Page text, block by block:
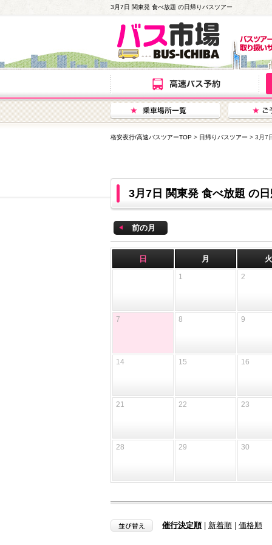
3月7日 関東発 食べ放題 の日帰りバスツアー
格安夜行/高速バスツアーTOP > 日帰りバスツアー > 3月7
3月7日 関東発 食べ放題 の
前の月
日 月 火
1 2
7 8 9
14 15 16
21 22 23
28 29 30
催行決定順| 新着順 価格順